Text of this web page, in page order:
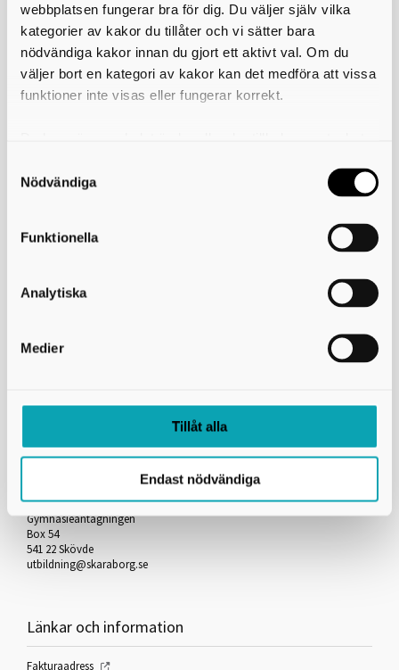
webbplatsen fungerar bra för dig. Du väljer själv vilka
kategorier av kakor du tillåter och vi sätter bara
nödvändiga kakor innan du gjort ett aktivt val. Om du
väljer bort en kategori av kakor kan det medföra att vissa
funktioner inte visas eller fungerar korrekt.
användning av kakor som du hittar längst ner på sidan
Nödvändiga
Funktionella
Analytiska
Medier
Tillåt alla
Endast nödvändiga
*Ämne
*Meddelande
Kontakta oss
Skaraborgs Kommunalförbund
Gymnasieantagningen
Box 54
541 22 Skövde
utbildning@skaraborg.se
Länkar och information
Fakturaadress